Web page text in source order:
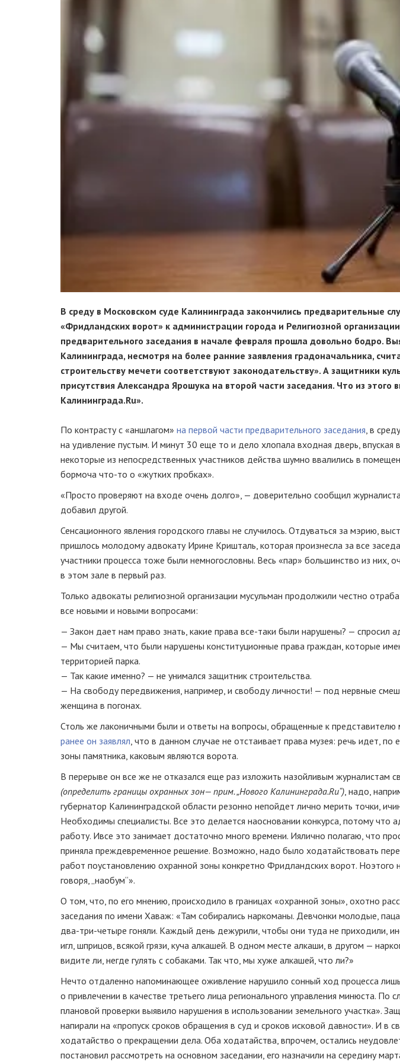
В среду в Московском суде Калининграда закончились предварительные
«Фридландских ворот» к администрации города и Религиозной
предварительного заседания в начале февраля прошла довольно бодро.
Калининграда, несмотря на более ранние заявления градоначальника,
строительству мечети соответствуют законодательству». А защитники
присутствия Александра Ярошука на второй части заседания. Что из этого
Калининграда.Ru».
По контрасту с «аншлагом» на первой части предварительного заседания, в
на удивление пустым. И минут 30 еще то и дело хлопала входная дверь,
некоторые из непосредственных участников действа шумно ввалились в
бормоча что-то о «жутких пробках».
«Просто проверяют на входе очень долго», — доверительно сообщил
добавил другой.
Сенсационного явления городского главы не случилось. Отдуваться за мэрию,
пришлось молодому адвокату Ирине Кришталь, которая произнесла за все
участники процесса тоже были немногословны. Весь «пар» большинство из них,
в этом зале в первый раз.
Только адвокаты религиозной организации мусульман продолжили честно
все новыми и новыми вопросами:
— Закон дает нам право знать, какие права все-таки были нарушены? — спросил
— Мы считаем, что были нарушены конституционные права граждан, которые
территорией парка.
— Так какие именно? — не унимался защитник строительства.
— На свободу передвижения, например, и свободу личности! — под нервные
женщина в погонах.
Столь же лаконичными были и ответы на вопросы, обращенные к представителю
ранее он заявлял, что в данном случае не отстаивает права музея: речь идет, по
зоны памятника, каковым являются ворота.
В перерыве он все же не отказался еще раз изложить назойливым журналистам
(определить границы охранных зон— прим. „Нового Калининграда.Ru“), надо,
губернатор Калининградской области резонно непойдет лично мерить точки, и
Необходимы специалисты. Все это делается наосновании конкурса, потому что
работу. Ивсе это занимает достаточно много времени. Иялично полагаю, что
приняла преждевременное решение. Возможно, надо было ходатайствовать
работ поустановлению охранной зоны конкретно Фридландских ворот. Ноэтого
говоря, „наобум“».
О том, что, по его мнению, происходило в границах «охранной зоны», охотно
заседания по имени Хаваж: «Там собирались наркоманы. Девчонки молодые,
два-три-четыре гоняли. Каждый день дежурили, чтобы они туда не приходили,
игл, шприцов, всякой грязи, куча алкашей. В одном месте алкаши, в другом —
видите ли, негде гулять с собаками. Так что, мы хуже алкашей, что ли?»
Нечто отдаленно напоминающее оживление нарушило сонный ход процесса
о привлечении в качестве третьего лица регионального управления минюста. По
плановой проверки выявило нарушения в использовании земельного участка».
напирали на «пропуск сроков обращения в суд и сроков исковой давности». И в
ходатайство о прекращении дела. Оба ходатайства, впрочем, остались
постановил рассмотреть на основном заседании, его назначили на середину